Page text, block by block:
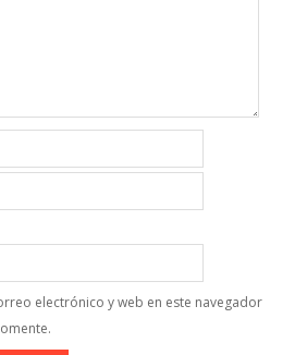
electrónico y web en este navegador